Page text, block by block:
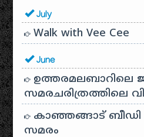
July
Walk with Vee Cee
June
ഉത്തരമലബാറിലെ
സമരചരിത്രത്തിലെ
കാഞ്ഞങ്ങാട് ബീഡി
സമരം